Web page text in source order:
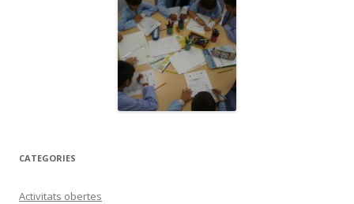
CATEGORIES
Activitats obertes